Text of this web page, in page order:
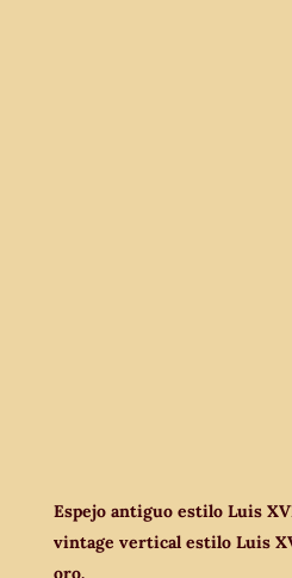
Espejo antiguo estilo Luis
vintage vertical estilo Luis
oro.